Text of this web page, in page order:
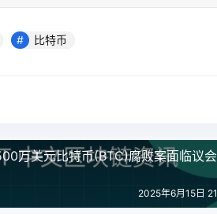
比特币
万美元比特币(BTC)腐败案面临议
2025年6月15日